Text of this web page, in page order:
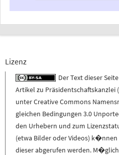
Lizenz
Der Text dieser
Artikel zu Präsidentschaftskanzlei (
unterCreative Commons
gleichen Bedingungen 3.0
den Urhebern und zum
(etwa Bilder oder Videos)
dieser abgerufen werden.